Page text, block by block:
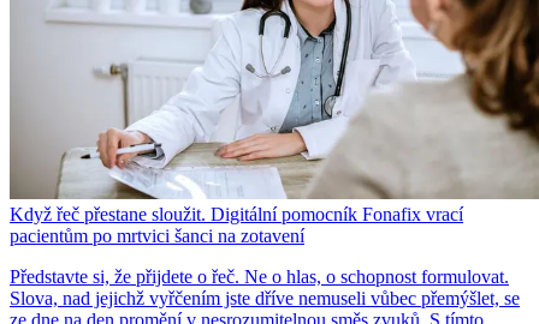
Když řeč přestane sloužit. Digitální pomocník Fonafix vrací
pacientům po mrtvici šanci na zotavení
Představte si, že přijdete o řeč. Ne o hlas, o schopnost formulovat.
Slova, nad jejichž vyřčením jste dříve nemuseli vůbec přemýšlet, se
ze dne na den promění v nesrozumitelnou směs zvuků. S tímto